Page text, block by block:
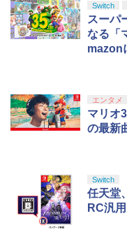
Switch
スーパ
なる「
mazon
エンタメ
マリオ
の最新
Switch
任天堂
RC汎